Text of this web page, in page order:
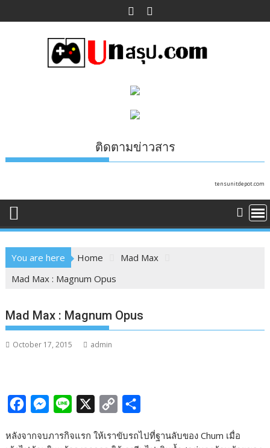
to
ติดตามข่าวสาร
tensunitdepot.com
You are here Home
Mad Max
Mad Max : Magnum Opus
Mad Max : Magnum Opus
October 17, 2015 admin
c
M
s
n
p
a
หลังจากจบภารกิจแรก ให้เราขับรถไปที่ฐานลับของ Chum เมื่อ